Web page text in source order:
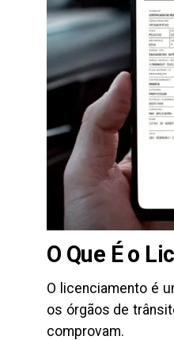
O Que É o
O licenciamento é
os órgãos de
comprovam.